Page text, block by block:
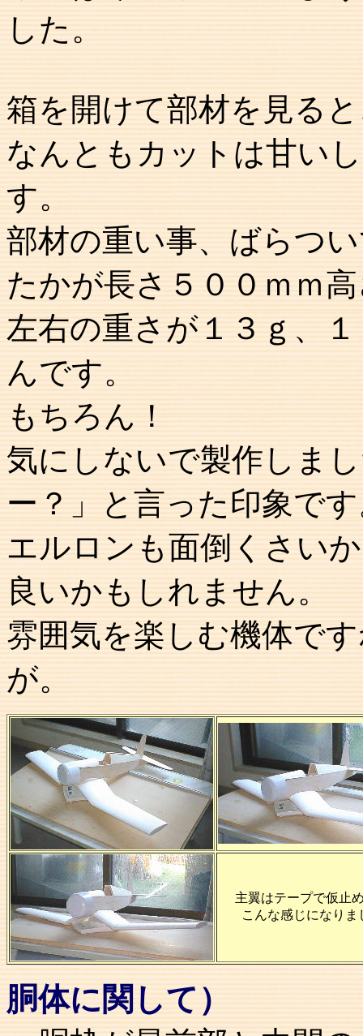
した。
箱を開けて部材を見る
なんともカットは甘い
す。
部材の重い事、ばらつ
たかが長さ５００ｍｍ
左右の重さが１３ｇ、
んです。
もちろん！
気にしないで製作しま
ー？」と言った印象で
エルロンも面倒くさい
良いかもしれません。
雰囲気を楽しむ機体で
が。
主翼はテープで仮止
こんな感じになりま
胴体に関して）